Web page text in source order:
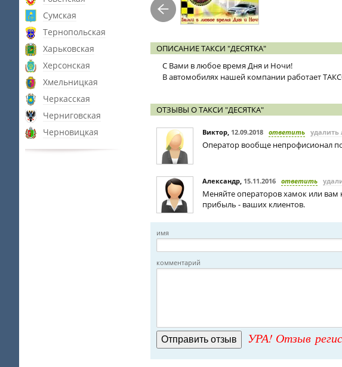
Сумская
Тернопольская
Харьковская
Херсонская
Хмельницкая
Черкасская
Черниговская
Черновицкая
ОПИСАНИЕ ТАКСИ "ДЕСЯТКА"
С Вами в любое время Дня и Ночи!
В автомобилях нашей компании работает
ОТЗЫВЫ О ТАКСИ "ДЕСЯТКА"
Виктор, 12.09.2018 ответить
Оператор вообще непрофисионал
Александр, 15.11.2016 ответить
Меняйте операторов хамок или вам
прибыль - ваших клиентов.
имя
комментарий
УРА! Отзыв